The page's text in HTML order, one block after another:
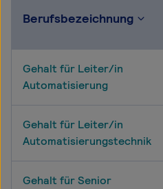
Berufsbezeichnung
Gehalt für Leiter/in
Automatisierung
Gehalt für Leiter/in
Automatisierungstechnik
Gehalt für Senior